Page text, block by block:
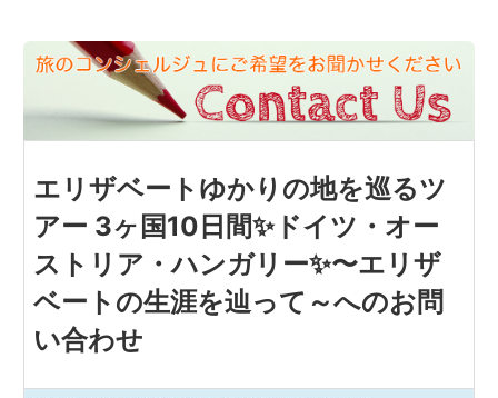
エリザベートゆかりの地を巡るツ
アー 3ヶ国10日間✨ドイツ・オー
ストリア・ハンガリー✨〜エリザ
ベートの生涯を辿って～へのお問
い合わせ